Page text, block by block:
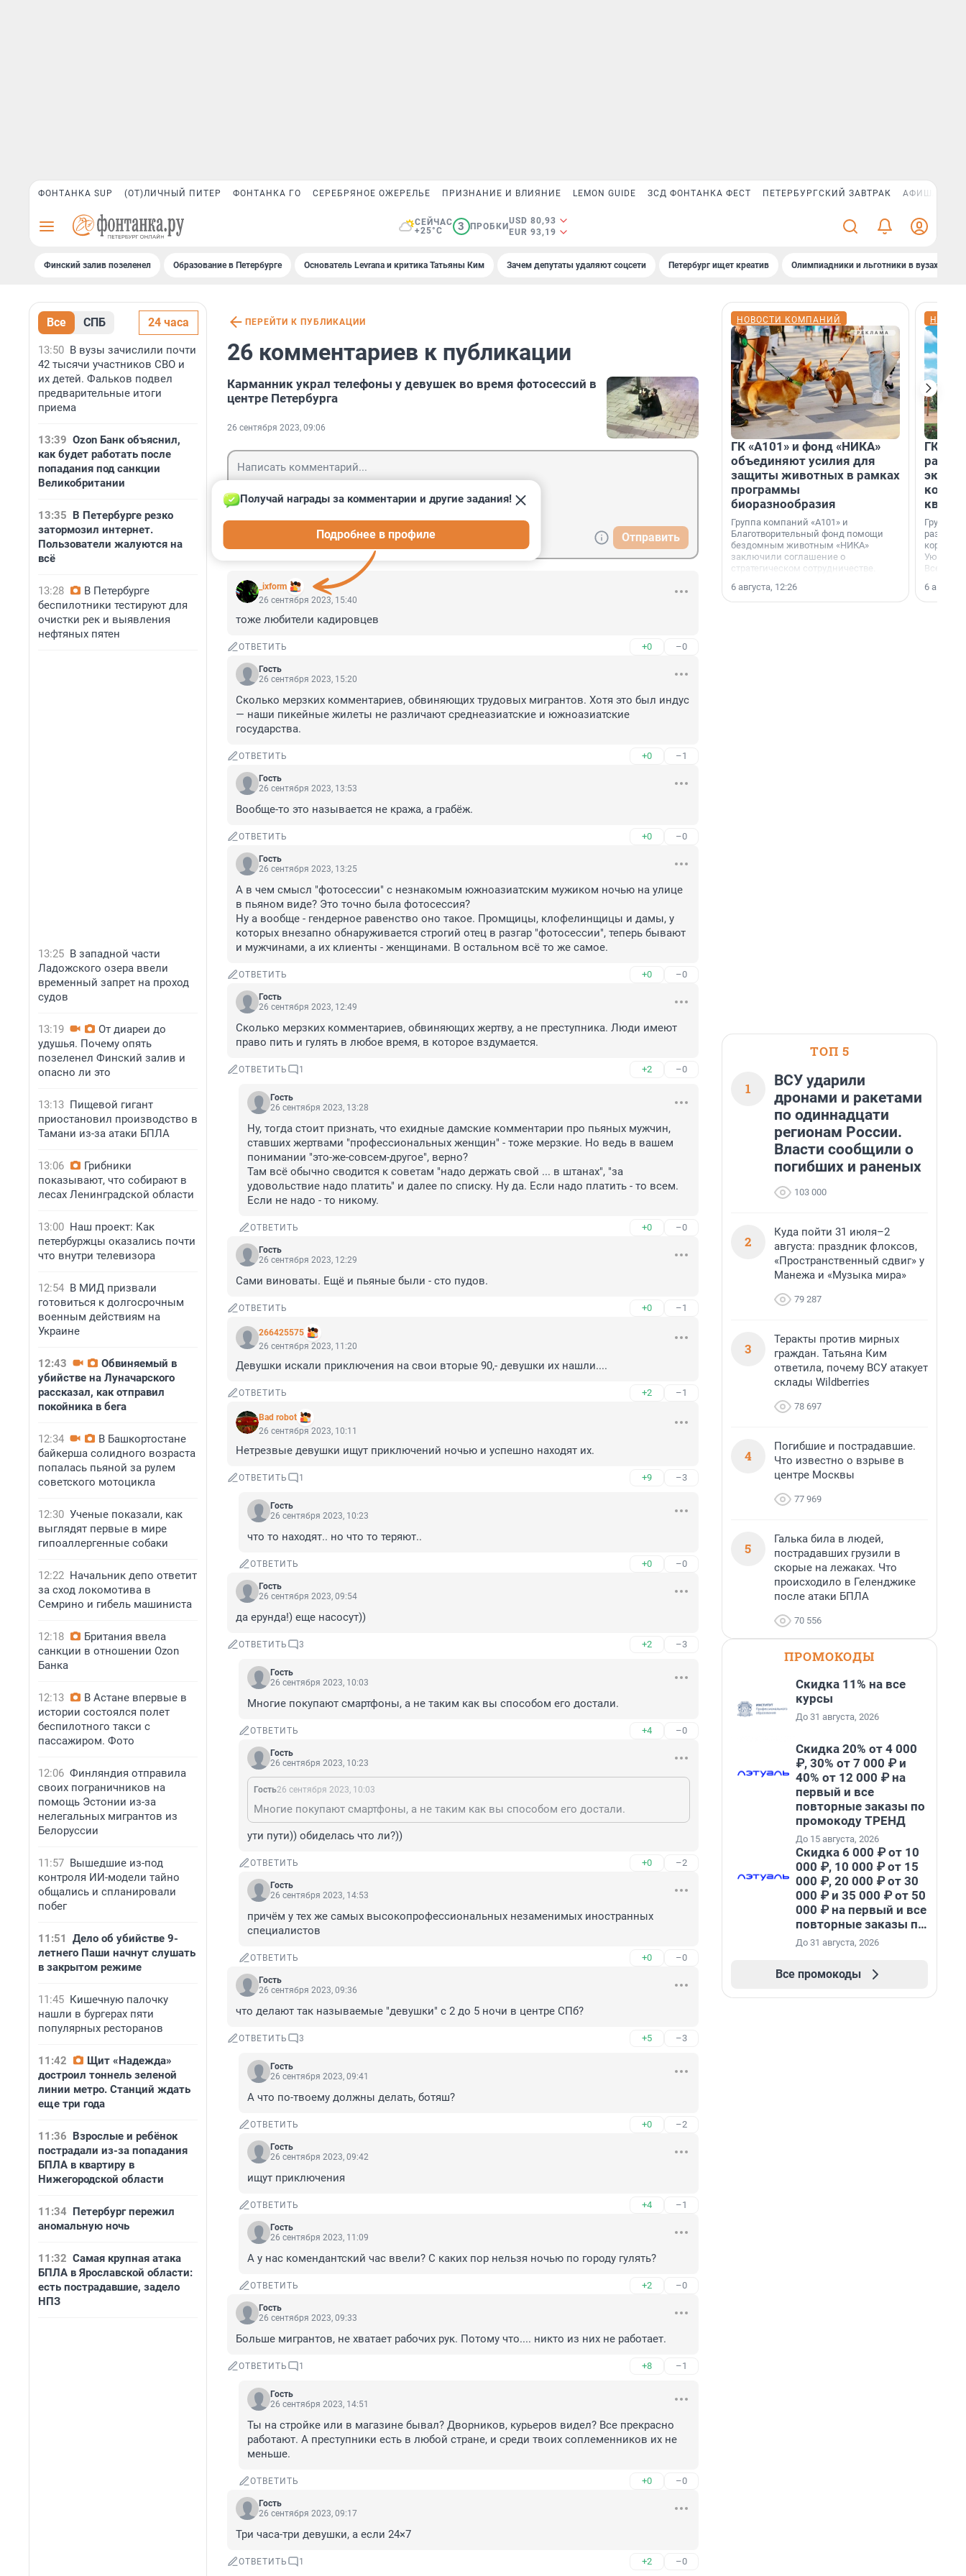
ФОНТАНКА SUP (ОТ)ЛИЧНЫЙ ПИТЕР ФОНТАНКА ГО СЕРЕБРЯНОЕ ОЖЕРЕЛЬЕ ПРИЗНАНИЕ И ВЛИЯНИЕ LEMON GUIDE ЗСД ФОНТАНКА ФЕСТ ПЕТЕРБУРГСКИЙ ЗАВТРАК АФИША PLUS
СЕЙЧАС
+25°C
3 ПРОБКИ
USD 80,93
EUR 93,19
Финский залив позеленел Образование в Петербурге Основатель Levrana и критика Татьяны Ким Зачем депутаты удаляют соцсети Петербург ищет креатив Олимпиадники и льготники в вузах СПб
Все СПБ 24 часа
13:50 В вузы зачислили почти
42 тысячи участников СВО и
их детей. Фальков подвел
предварительные итоги
приема
13:39 Ozon Банк объяснил,
как будет работать после
попадания под санкции
Великобритании
13:35 В Петербурге резко
затормозил интернет.
Пользователи жалуются на
всё
13:28
В Петербурге
беспилотники тестируют для
очистки рек и выявления
нефтяных пятен
13:25 В западной части
Ладожского озера ввели
временный запрет на проход
судов
13:19
От диареи до
удушья. Почему опять
позеленел Финский залив и
опасно ли это
13:13 Пищевой гигант
приостановил производство в
Тамани из-за атаки БПЛА
13:06
Грибники
показывают, что собирают в
лесах Ленинградской области
13:00 Наш проект: Как
петербуржцы оказались почти
что внутри телевизора
12:54 В МИД призвали
готовиться к долгосрочным
военным действиям на
Украине
12:43
Обвиняемый в
убийстве на Луначарского
рассказал, как отправил
покойника в бега
12:34
В Башкортостане
байкерша солидного возраста
попалась пьяной за рулем
советского мотоцикла
12:30 Ученые показали, как
выглядят первые в мире
гипоаллергенные собаки
12:22 Начальник депо ответит
за сход локомотива в
Семрино и гибель машиниста
12:18
Британия ввела
санкции в отношении Ozon
Банка
12:13
В Астане впервые в
истории состоялся полет
беспилотного такси с
пассажиром. Фото
12:06 Финляндия отправила
своих пограничников на
помощь Эстонии из-за
нелегальных мигрантов из
Белоруссии
11:57 Вышедшие из-под
контроля ИИ-модели тайно
общались и спланировали
побег
11:51
Дело об убийстве 9-
летнего Паши начнут слушать
в закрытом режиме
11:45 Кишечную палочку
нашли в бургерах пяти
популярных ресторанов
11:42
Щит «Надежда»
достроил тоннель зеленой
линии метро. Станций ждать
еще три года
11:36 Взрослые и ребёнок
пострадали из-за попадания
БПЛА в квартиру в
Нижегородской области
11:34 Петербург пережил
аномальную ночь
11:32 Самая крупная атака
БПЛА в Ярославской области:
есть пострадавшие, задело
НПЗ
ПЕРЕЙТИ К ПУБЛИКАЦИИ
26 комментариев к публикации
Карманник украл телефоны у девушек во время фотосессий в
центре Петербурга
26 сентября 2023, 09:06
Отправить
_ixform
Получай награды за комментарии и другие задания!
Подробнее в профиле
26 сентября 2023, 15:40
тоже любители кадировцев
ОТВЕТИТЬ +0 –0
Гость
26 сентября 2023, 15:20
Сколько мерзких комментариев, обвиняющих трудовых мигрантов. Хотя это был индус
— наши пикейные жилеты не различают среднеазиатские и южноазиатские
государства.
ОТВЕТИТЬ +0 –1
Гость
26 сентября 2023, 13:53
Вообще-то это называется не кража, а грабёж.
ОТВЕТИТЬ +0 –0
Гость
26 сентября 2023, 13:25
А в чем смысл "фотосессии" с незнакомым южноазиатским мужиком ночью на улице
в пьяном виде? Это точно была фотосессия?
Ну а вообще - гендерное равенство оно такое. Промщицы, клофелинщицы и дамы, у
которых внезапно обнаруживается строгий отец в разгар "фотосессии", теперь бывают
и мужчинами, а их клиенты - женщинами. В остальном всё то же самое.
ОТВЕТИТЬ +0 –0
Гость
26 сентября 2023, 12:49
Сколько мерзких комментариев, обвиняющих жертву, а не преступника. Люди имеют
право пить и гулять в любое время, в которое вздумается.
ОТВЕТИТЬ 1 +2 –0
Гость
26 сентября 2023, 13:28
Ну, тогда стоит признать, что ехидные дамские комментарии про пьяных мужчин,
ставших жертвами "профессиональных женщин" - тоже мерзкие. Но ведь в вашем
понимании "это-же-совсем-другое", верно?
Там всё обычно сводится к советам "надо держать свой ... в штанах", "за
удовольствие надо платить" и далее по списку. Ну да. Если надо платить - то всем.
Если не надо - то никому.
ОТВЕТИТЬ +0 –0
Гость
26 сентября 2023, 12:29
Сами виноваты. Ещё и пьяные были - сто пудов.
ОТВЕТИТЬ +0 –1
266425575
26 сентября 2023, 11:20
Девушки искали приключения на свои вторые 90,- девушки их нашли....
ОТВЕТИТЬ +2 –1
Bad robot
26 сентября 2023, 10:11
Нетрезвые девушки ищут приключений ночью и успешно находят их.
ОТВЕТИТЬ 1 +9 –3
Гость
26 сентября 2023, 10:23
что то находят.. но что то теряют..
ОТВЕТИТЬ +0 –0
Гость
26 сентября 2023, 09:54
да ерунда!) еще насосут))
ОТВЕТИТЬ 3 +2 –3
Гость
26 сентября 2023, 10:03
Многие покупают смартфоны, а не таким как вы способом его достали.
ОТВЕТИТЬ +4 –0
Гость
26 сентября 2023, 10:23
Гость26 сентября 2023, 10:03
Многие покупают смартфоны, а не таким как вы способом его достали.
ути пути)) обиделась что ли?))
ОТВЕТИТЬ +0 –2
Гость
26 сентября 2023, 14:53
причём у тех же самых высокопрофессиональных незаменимых иностранных
специалистов
ОТВЕТИТЬ +0 –0
Гость
26 сентября 2023, 09:36
что делают так называемые "девушки" с 2 до 5 ночи в центре СПб?
ОТВЕТИТЬ 3 +5 –3
Гость
26 сентября 2023, 09:41
А что по-твоему должны делать, ботяш?
ОТВЕТИТЬ +0 –2
Гость
26 сентября 2023, 09:42
ищут приключения
ОТВЕТИТЬ +4 –1
Гость
26 сентября 2023, 11:09
А у нас комендантский час ввели? C каких пор нельзя ночью по городу гулять?
ОТВЕТИТЬ +2 –0
Гость
26 сентября 2023, 09:33
Больше мигрантов, не хватает рабочих рук. Потому что.... никто из них не работает.
ОТВЕТИТЬ 1 +8 –1
Гость
26 сентября 2023, 14:51
Ты на стройке или в магазине бывал? Дворников, курьеров видел? Все прекрасно
работают. А преступники есть в любой стране, и среди твоих соплеменников их не
меньше.
ОТВЕТИТЬ +0 –0
Гость
26 сентября 2023, 09:17
Три часа-три девушки, а если 24×7
ОТВЕТИТЬ 1 +2 –0
НОВОСТИ КОМПАНИЙ
ГК «А101» и фонд «НИКА»
объединяют усилия для
защиты животных в рамках
программы
биоразнообразия
Группа компаний «А101» и
Благотворительный фонд помощи
бездомным животным «НИКА»
заключили соглашение о
стратегическом сотрудничестве.
6 августа, 12:26
ГК
Группа
корпуса
Уютный
6
ТОП 5
1
ВСУ ударили
дронами и ракетами
по одиннадцати
регионам России.
Власти сообщили о
погибших и раненых
103 000
2
Куда пойти 31 июля–2
августа: праздник флоксов,
«Пространственный сдвиг» у
Манежа и «Музыка мира»
79 287
3
Теракты против мирных
граждан. Татьяна Ким
ответила, почему ВСУ атакует
склады Wildberries
78 697
4
Погибшие и пострадавшие.
Что известно о взрыве в
центре Москвы
77 969
5
Галька била в людей,
пострадавших грузили в
скорые на лежаках. Что
происходило в Геленджике
после атаки БПЛА
70 556
ПРОМОКОДЫ
Скидка 11% на все
курсы
До 31 августа, 2026
Скидка 20% от 4 000
₽, 30% от 7 000 ₽ и
40% от 12 000 ₽ на
первый и все
повторные заказы по
промокоду ТРЕНД
До 15 августа, 2026
Скидка 6 000 ₽ от 10
000 ₽, 10 000 ₽ от 15
000 ₽, 20 000 ₽ от 30
000 ₽ и 35 000 ₽ от 50
000 ₽ на первый и все
повторные заказы по
промокоду НАБЕРИ
До 31 августа, 2026
Все промокоды